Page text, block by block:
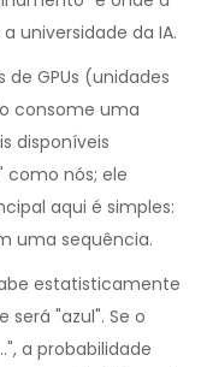
universidade da IA.
GPUs (unidades
consome uma
disponíveis
como nós; ele
aqui é simples:
uma sequência.
estatisticamente
"azul". Se o
a probabilidade